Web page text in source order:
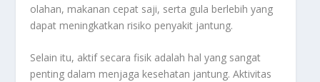
olahan, makanan cepat saji, serta gula berlebih yang
dapat meningkatkan risiko penyakit jantung.
Selain itu, aktif secara fisik adalah hal yang sangat
penting dalam menjaga kesehatan jantung. Aktivitas